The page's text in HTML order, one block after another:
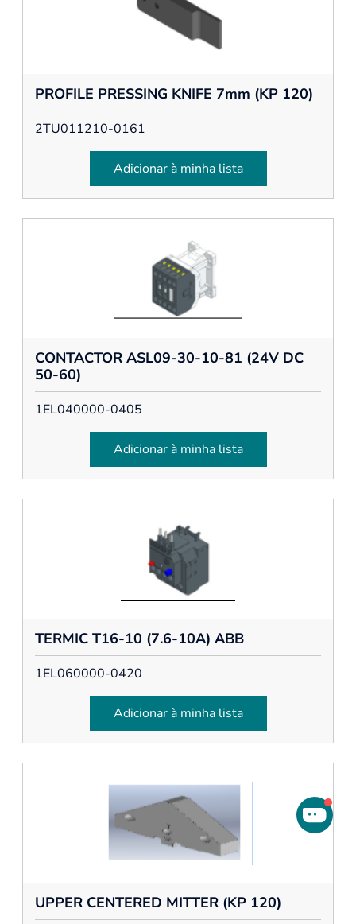
PROFILE PRESSING KNIFE 7mm (KP 120)
2TU011210-0161
Adicionar à minha lista
CONTACTOR ASL09-30-10-81 (24V DC
50-60)
1EL040000-0405
Adicionar à minha lista
TERMIC T16-10 (7.6-10A) ABB
1EL060000-0420
Adicionar à minha lista
UPPER CENTERED MITTER (KP 120)